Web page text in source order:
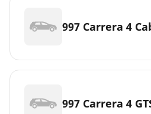
997 Carrera 4
997 Carrera 4